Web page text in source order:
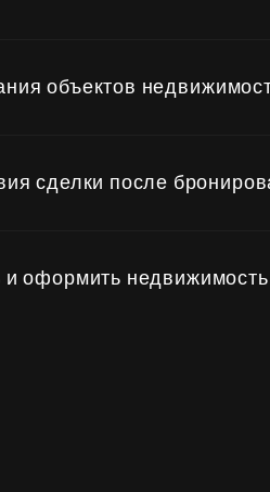
объектов
сделки после
оформить